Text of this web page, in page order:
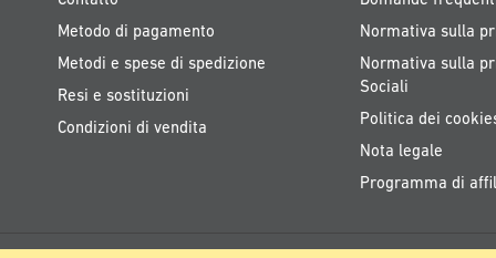
Metodo di pagamento
Metodi e spese di spedizione
Resi e sostituzioni
Condizioni di vendita
Normativa sulla
Normativa sulla
Sociali
Politica dei
Nota legale
Programma di